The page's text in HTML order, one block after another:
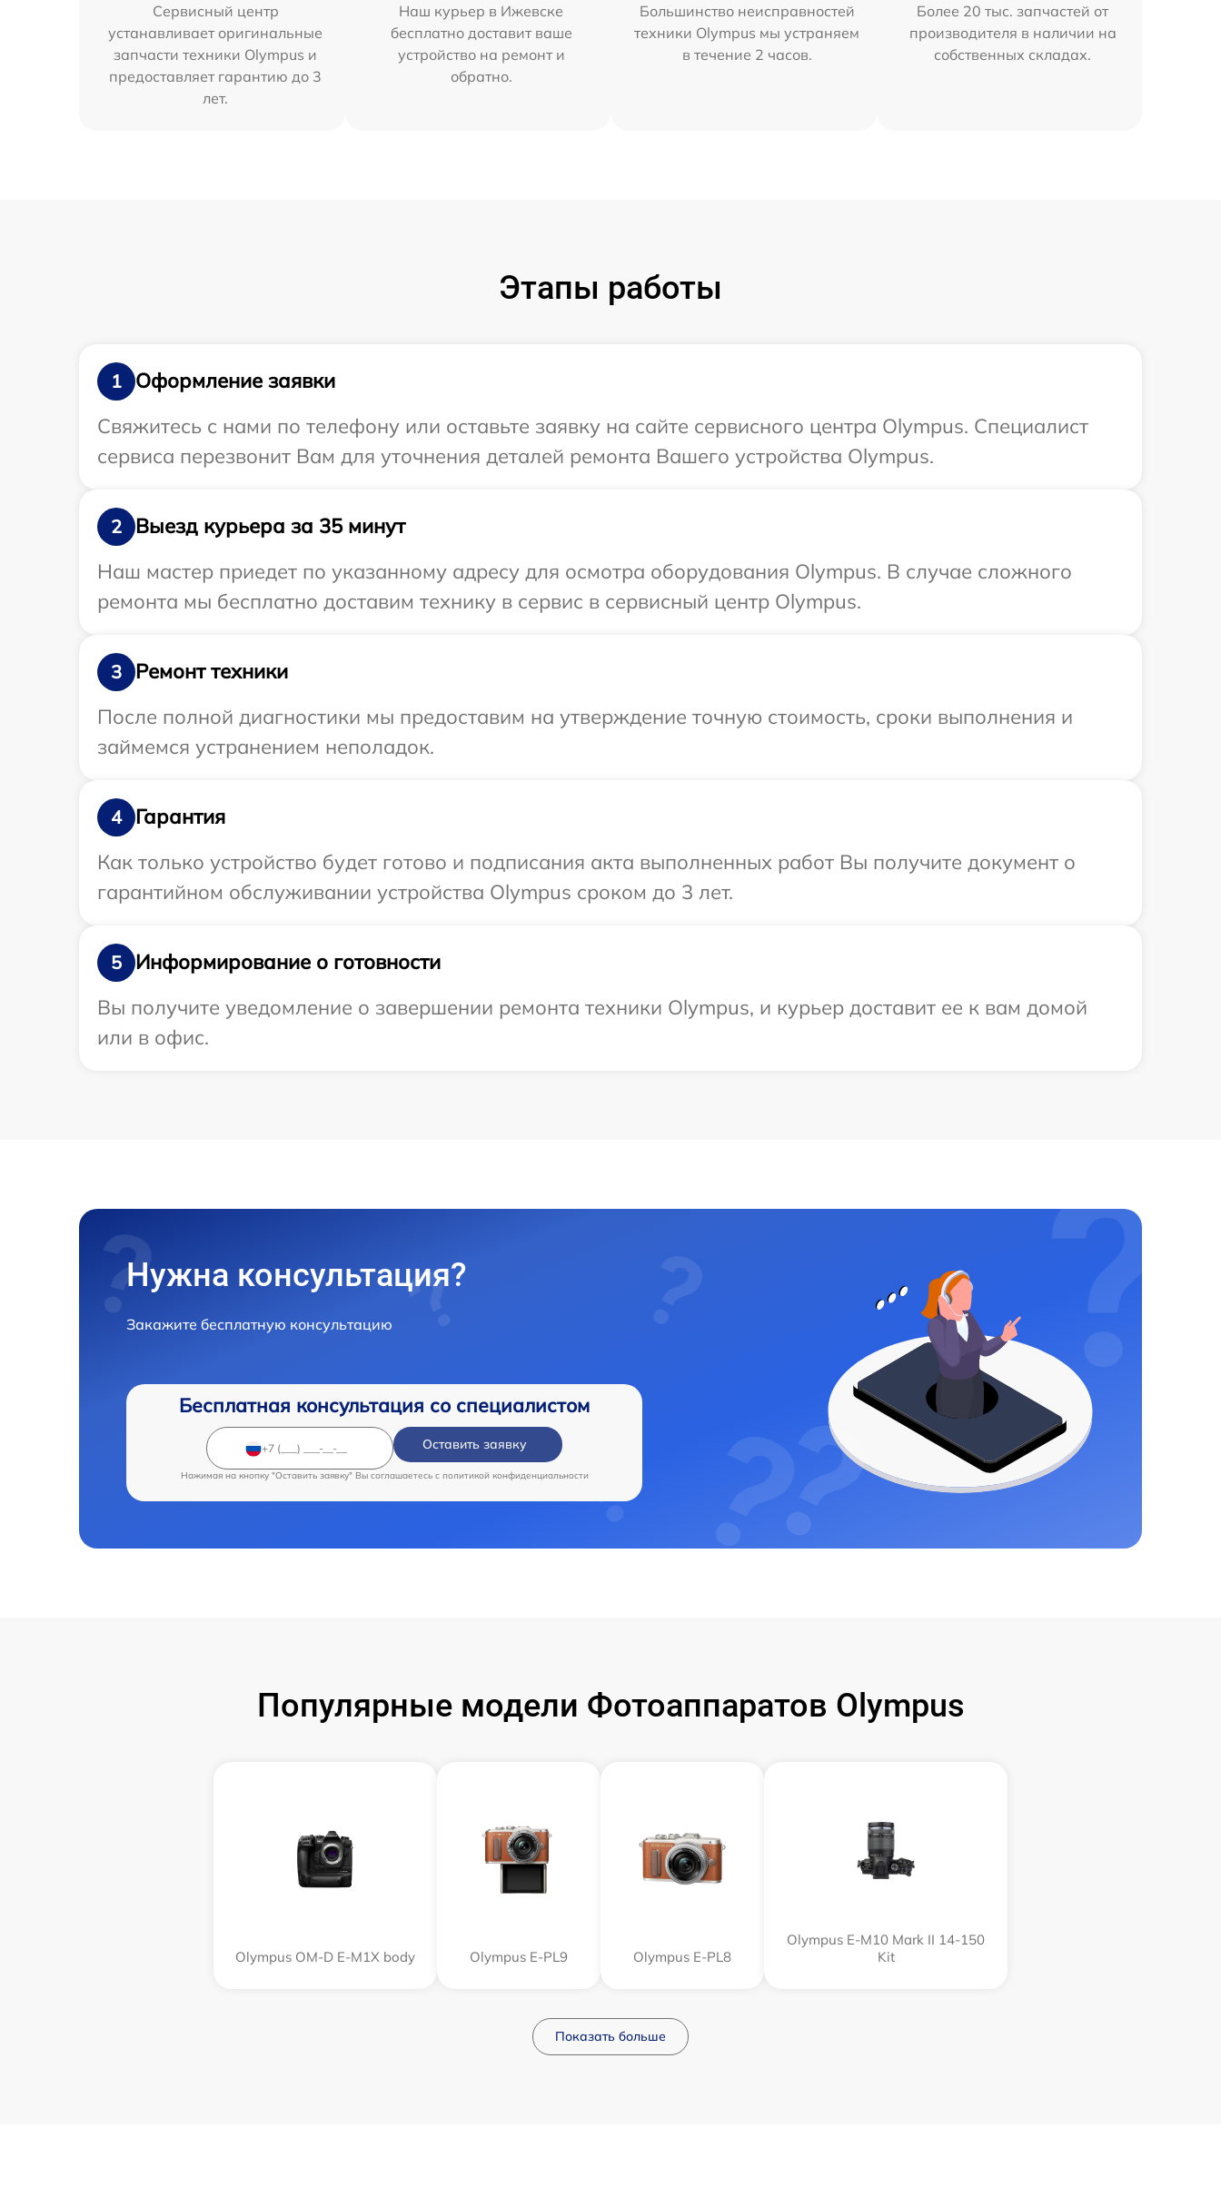
Сервисный центр
устанавливает оригинальные
запчасти техники Olympus и
предоставляет гарантию до 3
лет.
Наш курьер в Ижевске
бесплатно доставит ваше
устройство на ремонт и
обратно.
Большинство неисправностей
техники Olympus мы устраняем
в течение 2 часов.
Более 20 тыс. запчастей от
производителя в наличии на
собственных складах.
Этапы работы
1
Оформление заявки
Свяжитесь с нами по телефону или оставьте заявку на сайте сервисного центра Olympus. Специалист
сервиса перезвонит Вам для уточнения деталей ремонта Вашего устройства Olympus.
2
Выезд курьера за 35 минут
Наш мастер приедет по указанному адресу для осмотра оборудования Olympus. В случае сложного
ремонта мы бесплатно доставим технику в сервис в сервисный центр Olympus.
3
Ремонт техники
После полной диагностики мы предоставим на утверждение точную стоимость, сроки выполнения и
займемся устранением неполадок.
4
Гарантия
Как только устройство будет готово и подписания акта выполненных работ Вы получите документ о
гарантийном обслуживании устройства Olympus сроком до 3 лет.
5
Информирование о готовности
Вы получите уведомление о завершении ремонта техники Olympus, и курьер доставит ее к вам домой
или в офис.
Нужна консультация?
Закажите бесплатную консультацию
Бесплатная консультация со специалистом
Оставить заявку
Нажимая на кнопку "Оставить заявку" Вы соглашаетесь c политикой конфиденциальности
Популярные модели Фотоаппаратов Olympus
Olympus OM-D E-M1X body Olympus E‑PL9 Olympus E-PL8
Olympus E‑M10 Mark II 14-150
Kit
Показать больше